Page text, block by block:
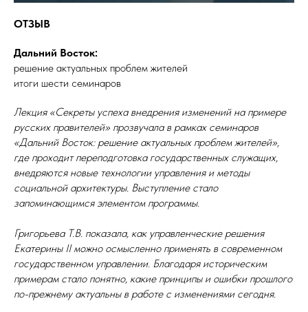
ОТЗЫВ
Дальний Восток:
решение актуальных проблем жителей
итоги шести семинаров
Лекция «Секреты успеха внедрения изменений на примере
русских правителей» прозвучала в рамках семинаров
«Дальний Восток: решение актуальных проблем жителей»,
где проходит переподготовка государственных служащих,
внедряются новые технологии управления и методы
социальной архитектуры. Выступление стало
запоминающимся элементом программы.
Григорьева Т.В. показала, как управленческие решения
Екатерины II можно осмысленно применять в современном
государственном управлении. Благодаря историческим
примерам стало понятно, какие принципы и ошибки прошлого
по-прежнему актуальны в работе с изменениями сегодня.